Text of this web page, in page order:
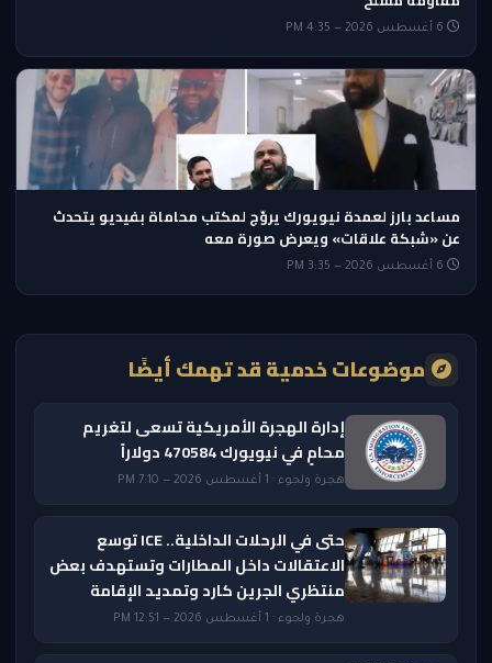
مساعد بارز لعمدة نيويورك يروّج لمكتب محاماة بفيديو يتحدث
عن «شبكة علاقات» ويعرض صورة معه
موضوعات خدمية قد تهمك أيضًا
إدارة الهجرة الأمريكية تسعى لتغريم
محامٍ في نيويورك 470584 دولاراً
هجرة ولجوء · 1 أغسطس 2026 — 7:10 PM
حتى في الرحلات الداخلية.. ICE توسع
الاعتقالات داخل المطارات وتستهدف بعض
منتظري الجرين كارد وتمديد الإقامة
هجرة ولجوء · 1 أغسطس 2026 — 12:51 PM